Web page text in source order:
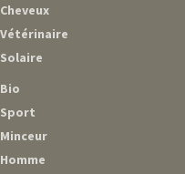
Cheveux
Vétérinaire
Solaire
Bio
Sport
Minceur
Homme